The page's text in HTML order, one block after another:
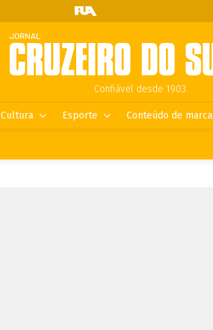
Confiável desde 1903.
Cultura Esporte Conteúdo de marca